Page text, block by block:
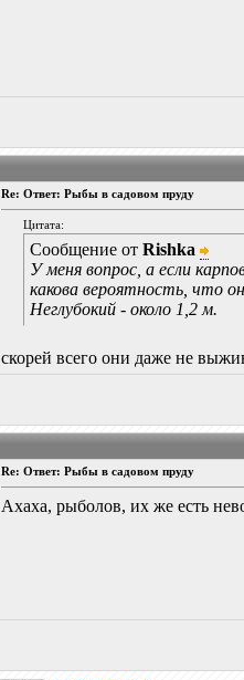
Re: Ответ: Рыбы в садовом пруду
Цитата:
Сообщение от Rishka
У меня вопрос, а если
какова вероятность, что
Неглубокий - около 1,2 м.
скорей всего они даже не
Re: Ответ: Рыбы в садовом пруду
Ахаха, рыболов, их же есть